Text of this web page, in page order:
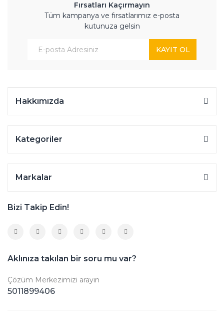
Fırsatları Kaçırmayın
Tüm kampanya ve fırsatlarımız e-posta
kutunuza gelsin
KAYIT OL
Hakkımızda
Kategoriler
Markalar
Bizi Takip Edin!
Aklınıza takılan bir soru mu var?
Çözüm Merkezimizi arayın
5011899406